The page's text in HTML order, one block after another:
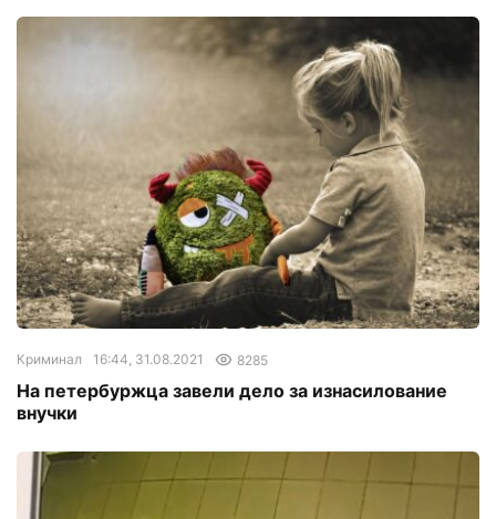
Криминал 16:44, 31.08.2021 8285
На петербуржца завели дело за изнасилование
внучки